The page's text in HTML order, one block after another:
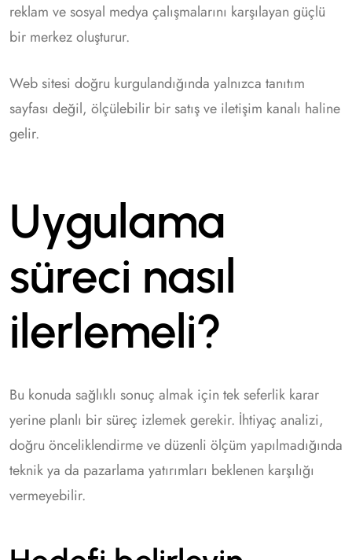
reklam ve sosyal medya çalışmalarını karşılayan güçlü
bir merkez oluşturur.
Web sitesi doğru kurgulandığında yalnızca tanıtım
sayfası değil, ölçülebilir bir satış ve iletişim kanalı haline
gelir.
Uygulama
süreci nasıl
ilerlemeli?
Bu konuda sağlıklı sonuç almak için tek seferlik karar
yerine planlı bir süreç izlemek gerekir. İhtiyaç analizi,
doğru önceliklendirme ve düzenli ölçüm yapılmadığında
teknik ya da pazarlama yatırımları beklenen karşılığı
vermeyebilir.